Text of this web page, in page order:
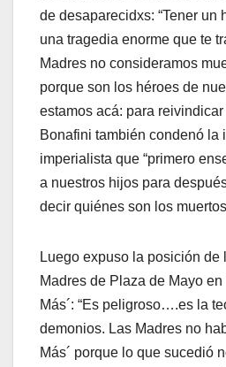
de desaparecidxs: “Tener un
una tragedia enorme que te
Madres no consideramos
porque son los héroes de
estamos acá: para
Bonafini también condenó la
imperialista que “primero
a nuestros hijos para
decir quiénes son los
Luego expuso la posición de
Madres de Plaza de Mayo
Más´: “Es peligroso….es la
demonios. Las Madres no
Más´ porque lo que sucedió